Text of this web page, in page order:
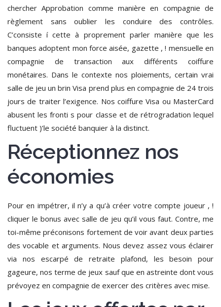
chercher Approbation comme manière en compagnie de
règlement sans oublier les conduire des contrôles.
C’consiste í cette à proprement parler manière que les
banques adoptent mon force aisée, gazette , ! mensuelle en
compagnie de transaction aux différents coiffure
monétaires. Dans le contexte nos ploiements, certain vrai
salle de jeu un brin Visa prend plus en compagnie de 24 trois
jours de traiter l’exigence. Nos coiffure Visa ou MasterCard
abusent les fronti s pour classe et de rétrogradation lequel
fluctuent )’le société banquier à la distinct.
Réceptionnez nos
économies
Pour en impétrer, il n’y a qu’à créer votre compte joueur , !
cliquer le bonus avec salle de jeu qu’il vous faut. Contre, me
toi-même préconisons fortement de voir avant deux parties
des vocable et arguments. Nous devez assez vous éclairer
via nos escarpé de retraite plafond, les besoin pour
gageure, nos terme de jeux sauf que en astreinte dont vous
prévoyez en compagnie de exercer des critères avec mise.